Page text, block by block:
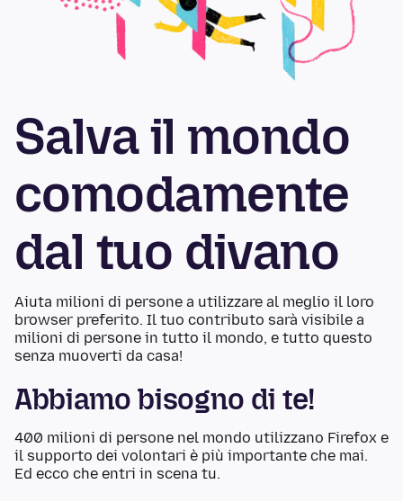
Salva il mondo
comodamente
dal tuo divano
Aiuta milioni di persone a utilizzare al meglio il loro
browser preferito. Il tuo contributo sarà visibile a
milioni di persone in tutto il mondo, e tutto questo
senza muoverti da casa!
Abbiamo bisogno di te!
400 milioni di persone nel mondo utilizzano Firefox e
il supporto dei volontari è più importante che mai.
Ed ecco che entri in scena tu.